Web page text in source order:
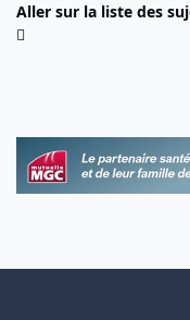
Aller sur la liste des